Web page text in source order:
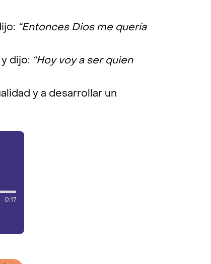
“Entonces Dios me quería
dijo: “Hoy voy a ser quien
y a desarrollar un
0:17